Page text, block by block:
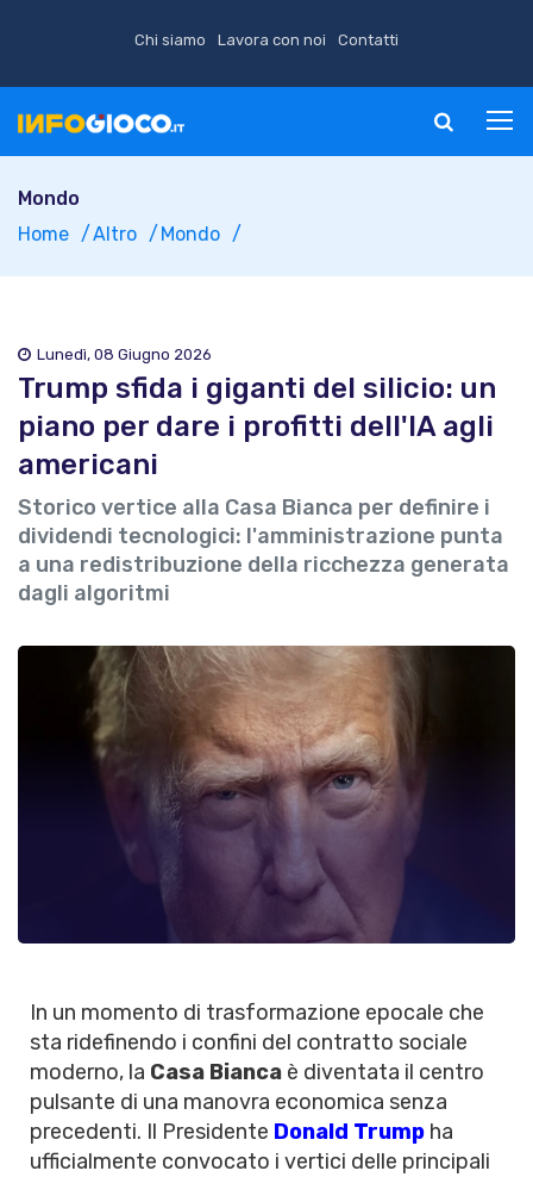
Chi siamo Lavora con noi Contatti
Mondo
Home
Altro Mondo
Lunedì, 08 Giugno 2026
Trump sfida i giganti del silicio: un
piano per dare i profitti dell'IA agli
americani
Storico vertice alla Casa Bianca per definire i
dividendi tecnologici: l'amministrazione punta
a una redistribuzione della ricchezza generata
dagli algoritmi
In un momento di trasformazione epocale che
sta ridefinendo i confini del contratto sociale
moderno, la Casa Bianca è diventata il centro
pulsante di una manovra economica senza
precedenti. Il Presidente Donald Trump ha
ufficialmente convocato i vertici delle principali